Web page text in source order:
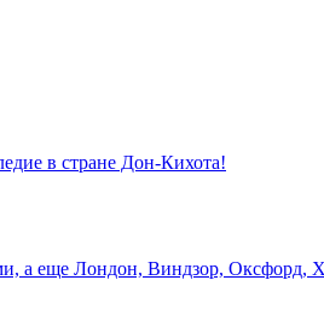
в стране Дон-Кихота!
а еще Лондон, Виндзор, Оксфорд,